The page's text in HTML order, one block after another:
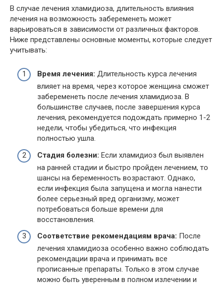
В случае лечения хламидиоза, длительность влияния
лечения на возможность забеременеть может
варьироваться в зависимости от различных факторов.
Ниже представлены основные моменты, которые следует
учитывать:
Время лечения: Длительность курса лечения
влияет на время, через которое женщина сможет
забеременеть после лечения хламидиоза. В
большинстве случаев, после завершения курса
лечения, рекомендуется подождать примерно 1-2
недели, чтобы убедиться, что инфекция
полностью ушла.
Стадия болезни: Если хламидиоз был выявлен
на ранней стадии и быстро пройден лечением, то
шансы на беременность возрастают. Однако,
если инфекция была запущена и могла нанести
более серьезный вред организму, может
потребоваться больше времени для
восстановления.
Соответствие рекомендациям врача: После
лечения хламидиоза особенно важно соблюдать
рекомендации врача и принимать все
прописанные препараты. Только в этом случае
можно быть уверенным в полном излечении и